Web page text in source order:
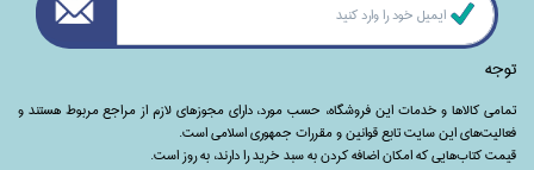
توجه
تمامی‌ کالاها و خدمات این فروشگاه، حسب مورد،‌ دارای مجوزهای لازم از مراجع مربوط هستند ‌و‌‌
فعالیت‌های این سایت تابع قوانین و مقررات جمهوری اسلامی است.
قیمت کتاب‌هایی که امکان اضافه کردن به سبد خرید را دارند،‌ به روز است.